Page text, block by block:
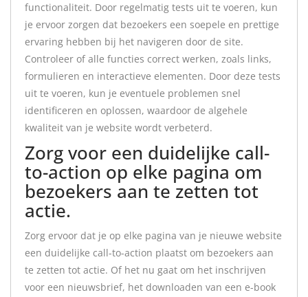
functionaliteit. Door regelmatig tests uit te voeren, kun
je ervoor zorgen dat bezoekers een soepele en prettige
ervaring hebben bij het navigeren door de site.
Controleer of alle functies correct werken, zoals links,
formulieren en interactieve elementen. Door deze tests
uit te voeren, kun je eventuele problemen snel
identificeren en oplossen, waardoor de algehele
kwaliteit van je website wordt verbeterd.
Zorg voor een duidelijke call-
to-action op elke pagina om
bezoekers aan te zetten tot
actie.
Zorg ervoor dat je op elke pagina van je nieuwe website
een duidelijke call-to-action plaatst om bezoekers aan
te zetten tot actie. Of het nu gaat om het inschrijven
voor een nieuwsbrief, het downloaden van een e-book